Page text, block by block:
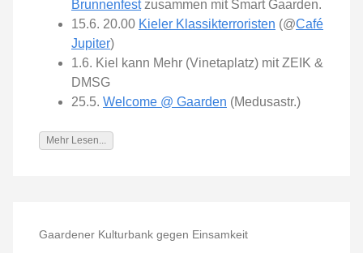
Brunnenfestzusammen mit Smart Gaarden.
15.6. 20.00 Kieler Klassikterroristen (@Café
Jupiter)
1.6. Kiel kann Mehr (Vinetaplatz) mit ZEIK &
DMSG
25.5. Welcome @ Gaarden (Medusastr.)
Mehr Lesen...
Gaardener Kulturbank gegen Einsamkeit